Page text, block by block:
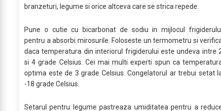
branzeturi, legume si orice altceva care se strica repede.
Pune o cutie cu bicarbonat de sodiu in mijlocul
pentru a absorbi mirosurile. Foloseste un termometru si
daca temperatura din interiorul frigiderului este undeva intre
si 4 grade Celsius. Cei mai multi experti spun ca
optima este de 3 grade Celsius. Congelatorul ar trebui setat
-18 grade Celsius.
Setarul pentru legume pastreaza umiditatea pentru a